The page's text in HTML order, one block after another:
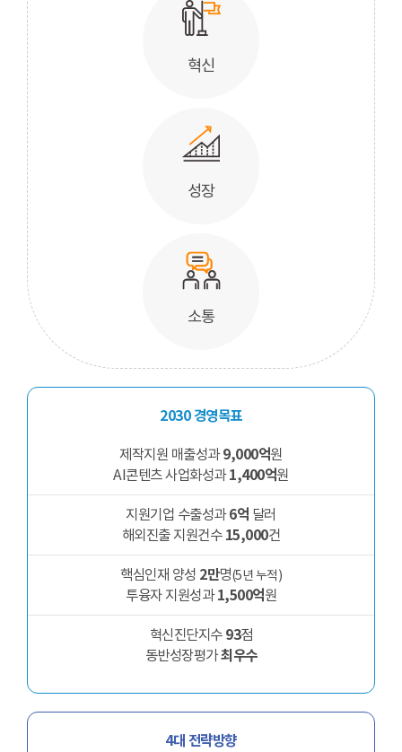
혁신
성장
소통
2030 경영목표
제작지원 매출성과9,000억원
AI콘텐츠 사업화성과1,400억원
지원기업 수출성과6억 달러
해외진출 지원건수 15,000건
핵심인재 양성 2만명(5년 누적)
투융자 지원성과1,500억원
혁신진단지수 93점
동반성장평가최우수
4대 전략방향